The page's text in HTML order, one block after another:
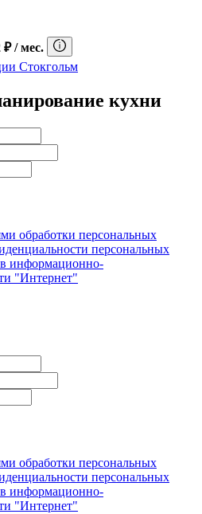
₽/ мес.
Стокгольм
кухни
обработки персональных
персональных
в информационно-
"Интернет"
обработки персональных
персональных
в информационно-
"Интернет"